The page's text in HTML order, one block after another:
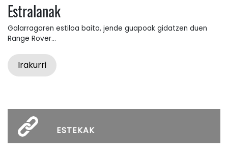
Estralanak
Galarragaren estiloa baita, jende guapoak gidatzen duen
Range Rover...
Irakurri
ESTEKAK